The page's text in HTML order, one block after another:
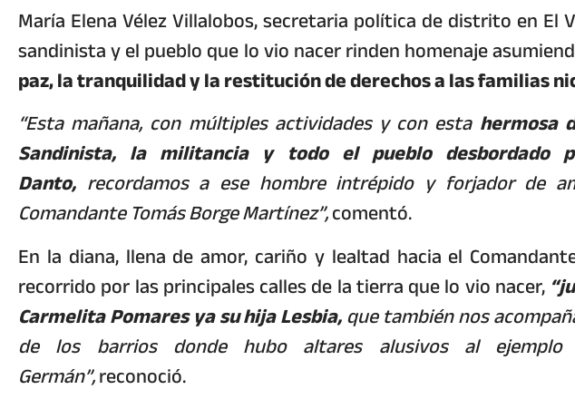
María Elena Vélez Villalobos, secretaria política de distrito en El
sandinista y el pueblo que lo vio nacer rinden homenaje
paz, la tranquilidad y la restitución de derechos a las familias
“Esta mañana, con múltiples actividades y con esta hermosa
Sandinista, la militancia y todo el pueblo desbordado
Danto, recordamos a ese hombre intrépido y forjador de
Comandante Tomás Borge Martínez”,comentó.
En la diana, llena de amor, cariño y lealtad hacia el
recorrido por las principales calles de la tierra que lo vio nacer,
Carmelita Pomares ya su hija Lesbia,que también nos
de los barrios donde hubo altares alusivos al ejemplo
Germán”,reconoció.